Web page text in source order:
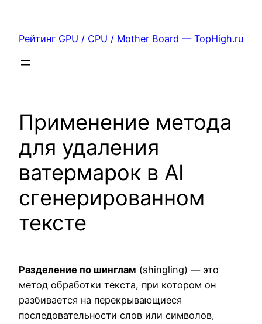
содержимому
Рейтинг GPU / CPU / Mother Board — TopHigh.ru
Применение метода
для удаления
ватермарок в AI
сгенерированном
тексте
Разделение по шинглам (shingling) — это
метод обработки текста, при котором он
разбивается на перекрывающиеся
последовательности слов или символов,